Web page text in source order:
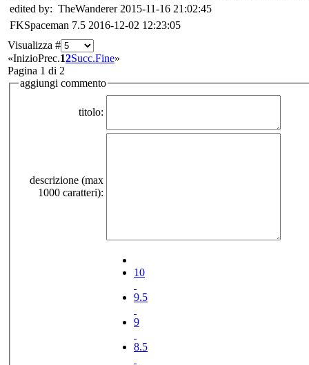
edited by: TheWanderer 2015-11-16 21:02:45
FKSpaceman 7.5 2016-12-02 12:23:05
Visualizza #
«InizioPrec.12Succ.Fine»
Pagina 1 di 2
aggiungi commento
titolo:
descrizione (max
1000 caratteri):
10
9.5
9
8.5